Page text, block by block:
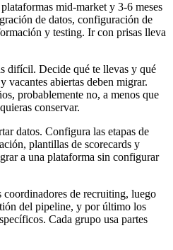
mid-market y 3-6 meses
de datos, configuración de
y testing. Ir con prisas lleva
difícil. Decide qué te llevas y qué
vacantes abiertas deben migrar.
probablemente no, a menos que
conservar.
datos. Configura las etapas de
plantillas de scorecards y
a una plataforma sin configurar
de recruiting, luego
del pipeline, y por último los
Cada grupo usa partes